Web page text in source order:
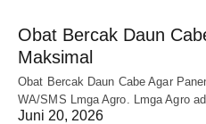
Obat Bercak Daun
Maksimal
Obat Bercak Daun Cabe Agar
WA/SMS Lmga Agro. Lmga Agro
Juni 20, 2026